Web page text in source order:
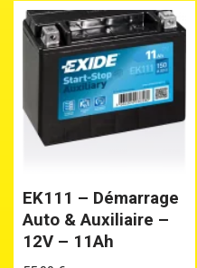
EK111 – Démarrage
Auto & Auxiliaire –
12V – 11Ah